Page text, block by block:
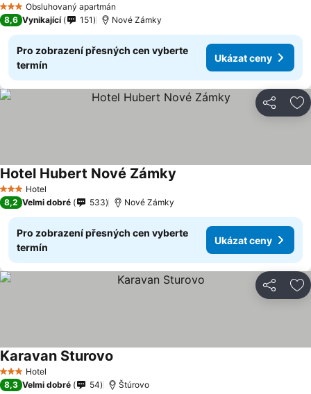
3 Počet hvězdiček
Obsluhovaný apartmán
8,6 Vynikající 151 Nové Zámky
Pro zobrazení přesných cen vyberte
termín
Ukázat ceny
Sdílet
3 Počet hvězdiček
Hotel
Hotel Hubert Nové Zámky
8,2 Velmi dobré 533 Nové Zámky
Pro zobrazení přesných cen vyberte
termín
Ukázat ceny
Sdílet
3 Počet hvězdiček
Hotel
Karavan Sturovo
8,3 Velmi dobré 54 Štúrovo